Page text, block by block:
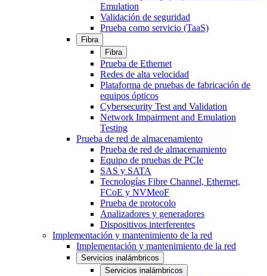
Emulation
Validación de seguridad
Prueba como servicio (TaaS)
Fibra
Fibra
Prueba de Ethernet
Redes de alta velocidad
Plataforma de pruebas de fabricación de
equipos ópticos
Cybersecurity Test and Validation
Network Impairment and Emulation
Testing
Prueba de red de almacenamiento
Prueba de red de almacenamiento
Equipo de pruebas de PCIe
SAS y SATA
Tecnologías Fibre Channel, Ethernet,
FCoE y NVMeoF
Prueba de protocolo
Analizadores y generadores
Dispositivos interferentes
Implementación y mantenimiento de la red
Implementación y mantenimiento de la red
Servicios inalámbricos
Servicios inalámbricos